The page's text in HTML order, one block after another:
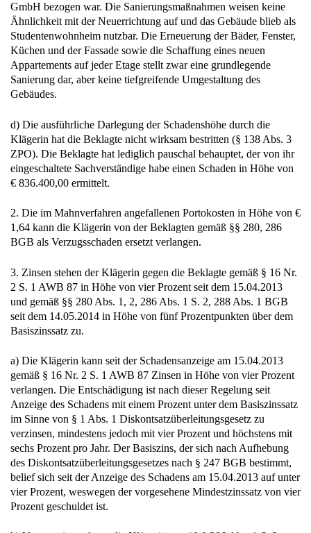
GmbH bezogen war. Die Sanierungsmaßnahmen weisen keine
Ähnlichkeit mit der Neuerrichtung auf und das Gebäude blieb als
Studentenwohnheim nutzbar. Die Erneuerung der Bäder, Fenster,
Küchen und der Fassade sowie die Schaffung eines neuen
Appartements auf jeder Etage stellt zwar eine grundlegende
Sanierung dar, aber keine tiefgreifende Umgestaltung des
Gebäudes.
d) Die ausführliche Darlegung der Schadenshöhe durch die
Klägerin hat die Beklagte nicht wirksam bestritten (§ 138 Abs. 3
ZPO). Die Beklagte hat lediglich pauschal behauptet, der von ihr
eingeschaltete Sachverständige habe einen Schaden in Höhe von
€ 836.400,00 ermittelt.
2. Die im Mahnverfahren angefallenen Portokosten in Höhe von €
1,64 kann die Klägerin von der Beklagten gemäß §§ 280, 286
BGB als Verzugsschaden ersetzt verlangen.
3. Zinsen stehen der Klägerin gegen die Beklagte gemäß § 16 Nr.
2 S. 1 AWB 87 in Höhe von vier Prozent seit dem 15.04.2013
und gemäß §§ 280 Abs. 1, 2, 286 Abs. 1 S. 2, 288 Abs. 1 BGB
seit dem 14.05.2014 in Höhe von fünf Prozentpunkten über dem
Basiszinssatz zu.
a) Die Klägerin kann seit der Schadensanzeige am 15.04.2013
gemäß § 16 Nr. 2 S. 1 AWB 87 Zinsen in Höhe von vier Prozent
verlangen. Die Entschädigung ist nach dieser Regelung seit
Anzeige des Schadens mit einem Prozent unter dem Basiszinssatz
im Sinne von § 1 Abs. 1 Diskontsatzüberleitungsgesetz zu
verzinsen, mindestens jedoch mit vier Prozent und höchstens mit
sechs Prozent pro Jahr. Der Basiszins, der sich nach Aufhebung
des Diskontsatzüberleitungsgesetzes nach § 247 BGB bestimmt,
belief sich seit der Anzeige des Schadens am 15.04.2013 auf unter
vier Prozent, weswegen der vorgesehene Mindestzinssatz von vier
Prozent geschuldet ist.